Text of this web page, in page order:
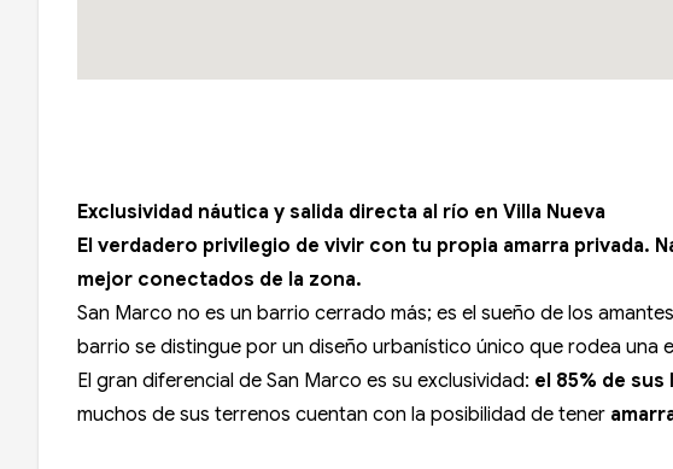
Exclusividad náutica y salida directa al río en Villa Nueva
El verdadero privilegio de vivir con tu propia amarra privada.
mejor conectados de la zona.
San Marco no es un barrio cerrado más; es el sueño de los
barrio se distingue por un diseño urbanístico único que rodea una
El gran diferencial de San Marco es su exclusividad: el 85% de
muchos de sus terrenos cuentan con la posibilidad de tener